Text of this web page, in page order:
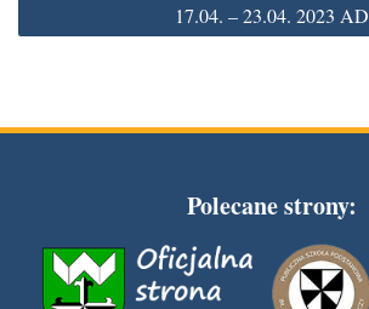
17.04. – 23.04. 2023 AD
Polecane strony: